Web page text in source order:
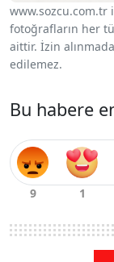
www.sozcu.com.tr
fotoğrafların her
aittir. İzin
edilemez.
Bu habere